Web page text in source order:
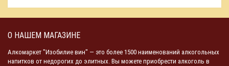
О НАШЕМ МАГАЗИНЕ
Алкомаркет "Изобилие вин" — это более 1500 наименований алкогольных
напитков от недорогих до элитных. Вы можете приобрести алкоголь в